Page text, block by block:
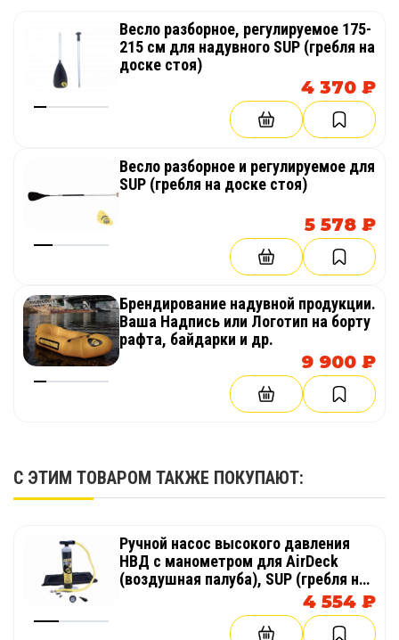
Весло разборное, регулируемое 175-
215 см для надувного SUP (гребля на
доске стоя)
4 370 ₽
Весло разборное и регулируемое для
SUP (гребля на доске стоя)
5 578 ₽
Брендирование надувной продукции.
Ваша Надпись или Логотип на борту
рафта, байдарки и др.
9 900 ₽
С ЭТИМ ТОВАРОМ ТАКЖЕ ПОКУПАЮТ:
Ручной насос высокого давления
НВД с манометром для AirDeck
(воздушная палуба), SUP (гребля на
4 554 ₽